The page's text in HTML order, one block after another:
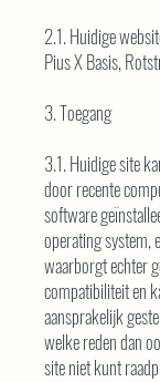
2.1. Huidige
Pius X Basis,
3. Toegang
3.1. Huidige site
door recente
software
operating system,
waarborgt echter
compatibiliteit en
aansprakelijk
welke reden dan
site niet kunt